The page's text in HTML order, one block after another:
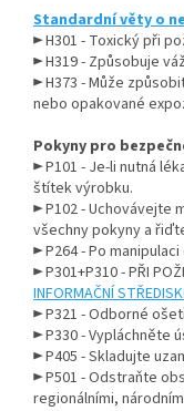
Standardní věty o
►H301 - Toxický při
► H319 - Způsobuje
► H373 - Může
nebo opakované
Pokyny pro
► P101 - Je-li nutná
štítek výrobku.
► P102 - Uchovávejte
všechny pokyny a
► P264 - Po
► P301+P310 - PŘI
INFORMAČNÍ
► P321 - Odborné
► P330 - Vypláchněte
► P405 - Skladujte
► P501 - Odstraňte
regionálními,